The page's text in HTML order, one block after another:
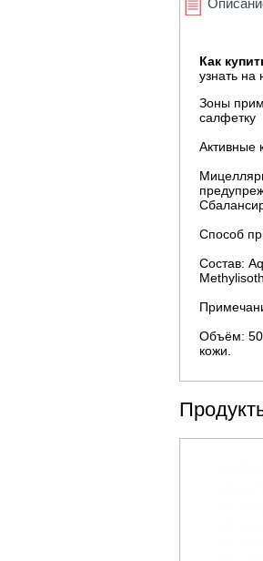
Как
узнать
Зоны
салфетку
Активные
Способ
Состав:
Объём:
кожи.